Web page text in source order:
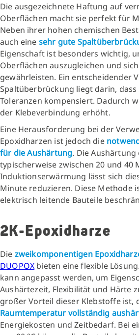
Die ausgezeichnete Haftung auf
Oberflächen macht sie perfekt für
Neben ihrer hohen chemischen
auch eine sehr gute
Eigenschaft ist besonders wichtig,
Oberflächen auszugleichen und
gewährleisten. Ein entscheidender
Spaltüberbrückung liegt darin, dass
Toleranzen kompensiert. Dadurch
der Klebeverbindung erhöht.
Eine Herausforderung bei der
Epoxidharzen ist jedoch die
für die Aushärtung. Die
typischerweise zwischen 20 und 40
Induktionserwärmung lässt sich
Minute reduzieren. Diese Methode
elektrisch leitende Bauteile
2K-Epoxidharze
Die zweikomponentigen
DUOPOX bieten eine flexible
kann angepasst werden, um
Aushärtezeit, Flexibilität und Härte
großer Vorteil dieser Klebstoffe ist,
Raumtemperatur vollständig
Energiekosten und Zeitbedarf. Bei